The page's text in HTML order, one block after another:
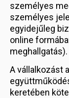
személyes
személyes
egyidejűleg
online
meghallgatás).
A vállalkozást
keretében